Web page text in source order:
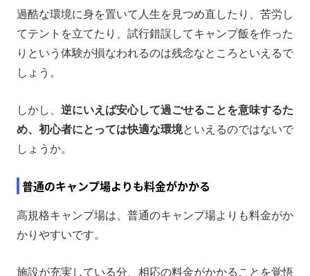
過酷な環境に身を置いて人生を見つめ直したり、苦労し
てテントを立てたり、試行錯誤してキャンプ飯を作った
りという体験が損なわれるのは残念なところといえるで
しょう。
しかし、 逆にいえば安心して過ごせることを意味するた
め、初心者にとっては快適な環境といえるのではないで
しょうか。
普通のキャンプ場よりも料金がかかる
高規格キャンプ場は、普通のキャンプ場よりも料金がか
かりやすいです。
施設が充実している分、相応の料金がかかることを覚悟